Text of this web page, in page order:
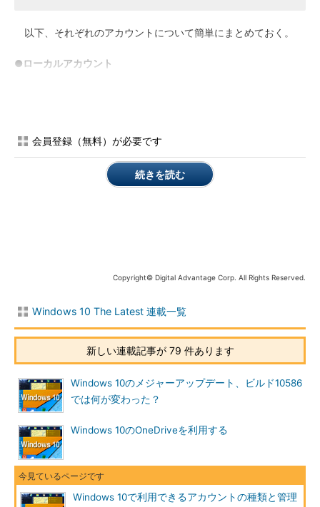
以下、それぞれのアカウントについて簡単にまとめておく。
●ローカルアカウント
主にMicrosoftが提供するさまざまなクラウドサービス（主に
カウントが同一の家族であることを表すアカウントである。家族
アカウントには「親」と「子」という属性があり、親アカウント
は、子アカウントの管理や、アプリの利用制限、利用履歴のチェ
ック、コンテンツの購入の管理・制限などができる。
●Active Directoryアカウント
企業のID管理の基本となるActive Directoryサービスで利用さ
れるアカウントのこと。
●Azure ADアカウント
「Azure AD（Azure Active
会員登録（無料）が必要です
続きを読む
Copyright© Digital Advantage Corp. All Rights Reserved.
Windows 10 The Latest 連載一覧
新しい連載記事が 79 件あります
Windows 10のメジャーアップデート、ビルド10586
では何が変わった？
Windows 10のOneDriveを利用する
Windows 10で利用できるアカウントの種類と管理